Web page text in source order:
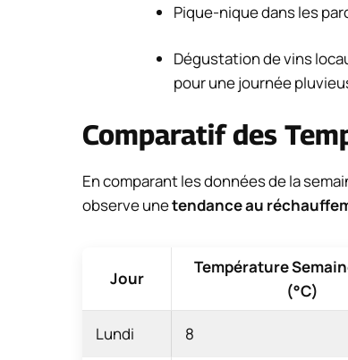
Pique-nique dans les
Dégustation de vins
pour une journée
Comparatif des
En comparant les données de la
observe unetendance au
Jour
Température
(°C)
Lundi 8